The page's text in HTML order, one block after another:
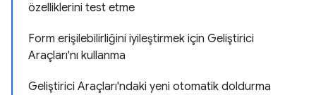
özelliklerini test etme
Form erişilebilirliğini iyileştirmek için Geliştirici
Araçları'nı kullanma
Geliştirici Araçları'ndaki yeni otomatik doldurma